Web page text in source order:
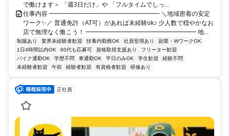
で働けます＞ 「週3日だけ」や 「フルタイムでしっ...
仕事内容 ━━━━━━━━━━━━━━━━━━ ＼地域密着の安定
ワーク✨／ 普通免許（AT可）があれば未経験ok♪ 少人数で穏やかなお
店で無理なく働こう！ ━━━━━━━━━━━━━━━━━━ 地...
制服あり 業界未経験者歓迎 扶養内勤務OK 社員登用あり
副業・WワークOK
1日4時間以内OK
60代も応募可 資格取得支援あり
フリーター歓迎
バイク通勤OK
学歴不問 車通勤OK 平日のみOK 学生歓迎
経験不問
未経験者歓迎
午前 経験者歓迎 有資格者歓迎 研修あり
正社員